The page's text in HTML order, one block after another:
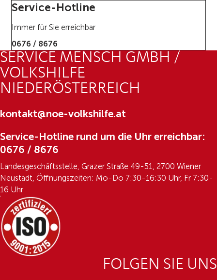
Service-Hotline
Immer für Sie erreichbar
0676 / 8676
SERVICE MENSCH GMBH /
VOLKSHILFE
NIEDERÖSTERREICH
kontakt@noe-volkshilfe.at
Service-Hotline rund um die Uhr erreichbar:
0676 / 8676
Landesgeschäftsstelle, Grazer Straße 49-51, 2700 Wiener
Neustadt, Öffnungszeiten: Mo-Do 7:30-16:30 Uhr, Fr 7:30-
16 Uhr
FOLGEN SIE UNS